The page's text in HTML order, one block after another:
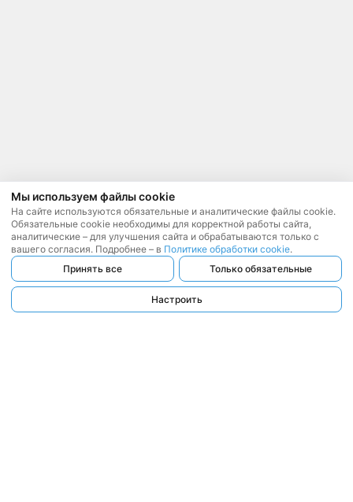
Мы используем файлы cookie
На сайте используются обязательные и аналитические файлы cookie.
Обязательные cookie необходимы для корректной работы сайта,
аналитические – для улучшения сайта и обрабатываются только с
вашего согласия. Подробнее – в Политике обработки cookie.
Принять все
Только обязательные
Настроить